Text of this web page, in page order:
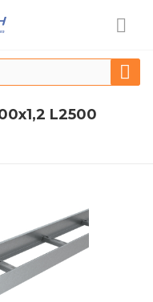
L2500